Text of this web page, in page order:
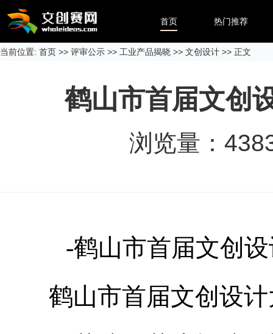
首页 热门推荐
当前位置: 首页 >> 评审公示 >> 工业产品揭晓 >> 文创设计 >> 正文
鹤山市首届文创
浏览量：
-鹤山市首届文创
鹤山市首届文创设计